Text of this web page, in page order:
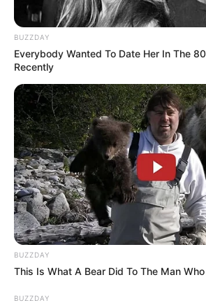
BUZZDAY
Everybody Wanted To Date Her In The
Recently
BUZZDAY
This Is What A Bear Did To The Man
BUZZDAY